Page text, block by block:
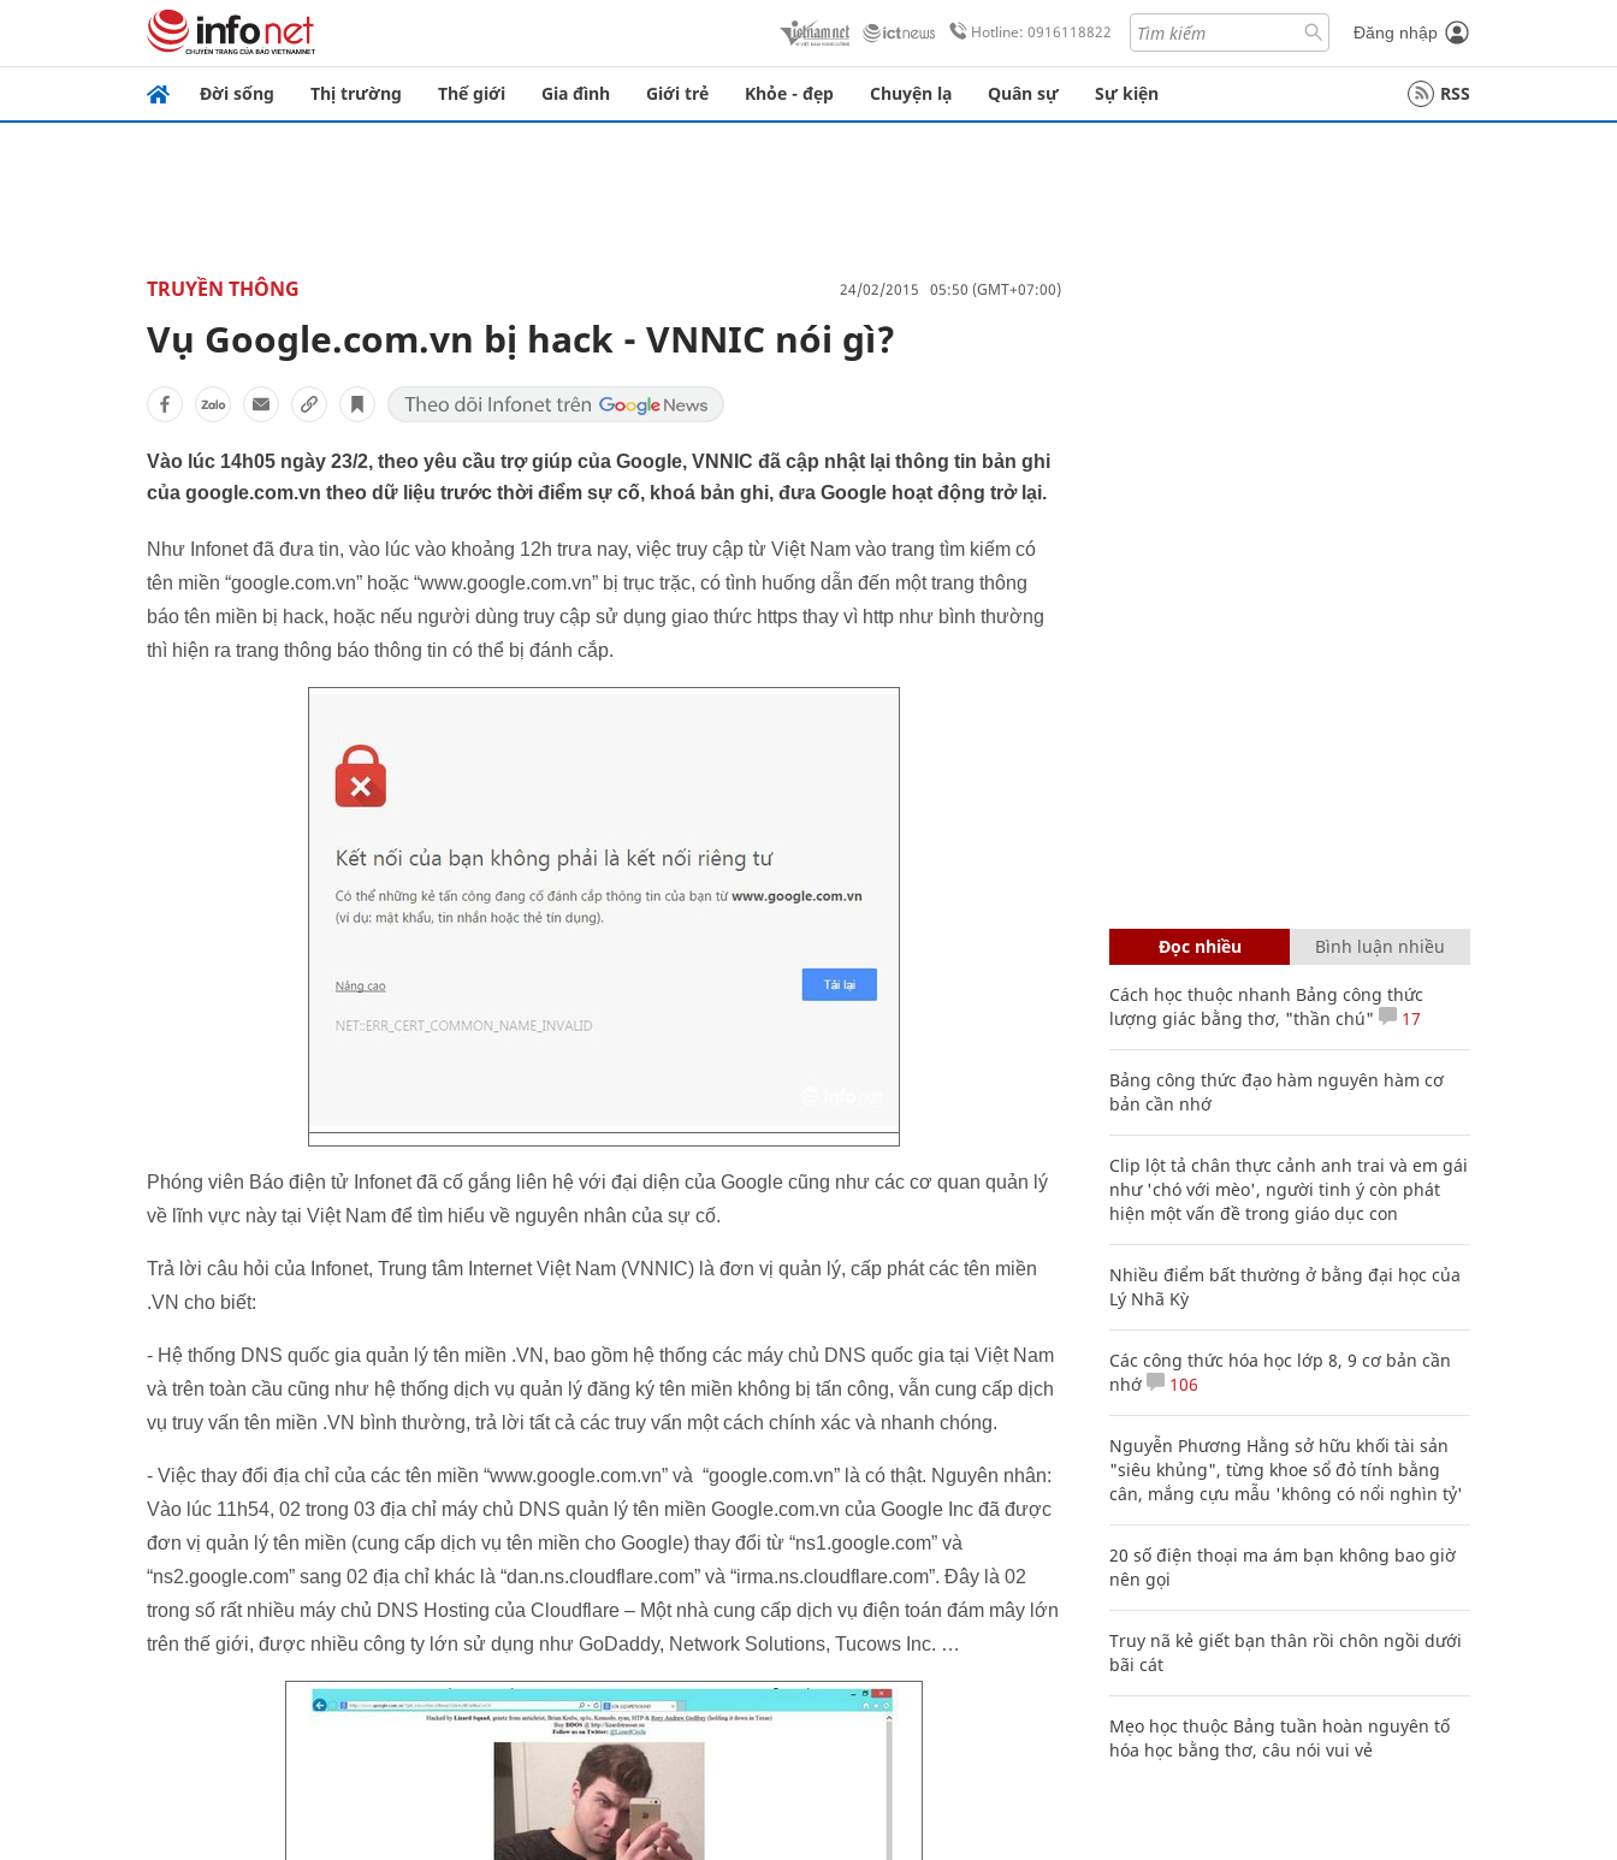
Hotline: 0916118822 Đăng nhập
Đời sống Thị trường Thế giới Gia đình Giới trẻ Khỏe - đẹp Chuyện lạ Quân sự Sự kiện RSS
TRUYỀN THÔNG 24/02/2015 05:50 (GMT+07:00)
Vụ Google.com.vn bị hack - VNNIC nói gì?
Vào lúc 14h05 ngày 23/2, theo yêu cầu trợ giúp của Google, VNNIC đã cập nhật lại thông tin bản ghi
của google.com.vn theo dữ liệu trước thời điểm sự cố, khoá bản ghi, đưa Google hoạt động trở lại.
Như Infonet đã đưa tin, vào lúc vào khoảng 12h trưa nay, việc truy cập từ Việt Nam vào trang tìm kiếm có
tên miền “google.com.vn” hoặc “www.google.com.vn” bị trục trặc, có tình huống dẫn đến một trang thông
báo tên miền bị hack, hoặc nếu người dùng truy cập sử dụng giao thức https thay vì http như bình thường
thì hiện ra trang thông báo thông tin có thể bị đánh cắp.
Phóng viên Báo điện tử Infonet đã cố gắng liên hệ với đại diện của Google cũng như các cơ quan quản lý
về lĩnh vực này tại Việt Nam để tìm hiểu về nguyên nhân của sự cố.
Trả lời câu hỏi của Infonet, Trung tâm Internet Việt Nam (VNNIC) là đơn vị quản lý, cấp phát các tên miền
.VN cho biết:
- Hệ thống DNS quốc gia quản lý tên miền .VN, bao gồm hệ thống các máy chủ DNS quốc gia tại Việt Nam
và trên toàn cầu cũng như hệ thống dịch vụ quản lý đăng ký tên miền không bị tấn công, vẫn cung cấp dịch
vụ truy vấn tên miền .VN bình thường, trả lời tất cả các truy vấn một cách chính xác và nhanh chóng.
- Việc thay đổi địa chỉ của các tên miền “www.google.com.vn” và “google.com.vn” là có thật. Nguyên nhân:
Vào lúc 11h54, 02 trong 03 địa chỉ máy chủ DNS quản lý tên miền Google.com.vn của Google Inc đã được
đơn vị quản lý tên miền (cung cấp dịch vụ tên miền cho Google) thay đổi từ “ns1.google.com” và
“ns2.google.com” sang 02 địa chỉ khác là “dan.ns.cloudflare.com” và “irma.ns.cloudflare.com”. Đây là 02
trong số rất nhiều máy chủ DNS Hosting của Cloudflare – Một nhà cung cấp dịch vụ điện toán đám mây lớn
trên thế giới, được nhiều công ty lớn sử dụng như GoDaddy, Network Solutions, Tucows Inc. …
Đọc nhiều Bình luận nhiều
Cách học thuộc nhanh Bảng công thức
lượng giác bằng thơ, "thần chú"
17
Bảng công thức đạo hàm nguyên hàm cơ
bản cần nhớ
Clip lột tả chân thực cảnh anh trai và em gái
như 'chó với mèo', người tinh ý còn phát
hiện một vấn đề trong giáo dục con
Nhiều điểm bất thường ở bằng đại học của
Lý Nhã Kỳ
Các công thức hóa học lớp 8, 9 cơ bản cần
nhớ
106
Nguyễn Phương Hằng sở hữu khối tài sản
"siêu khủng", từng khoe sổ đỏ tính bằng
cân, mắng cựu mẫu 'không có nổi nghìn tỷ'
20 số điện thoại ma ám bạn không bao giờ
nên gọi
Truy nã kẻ giết bạn thân rồi chôn ngồi dưới
bãi cát
Mẹo học thuộc Bảng tuần hoàn nguyên tố
hóa học bằng thơ, câu nói vui vẻ